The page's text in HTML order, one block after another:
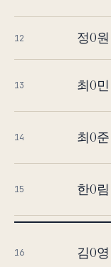
12 정O원
13 최O민
14 최O준
15 한O림
16 김O영